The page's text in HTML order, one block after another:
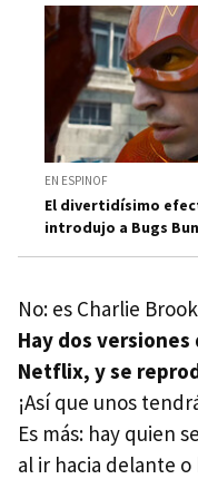
EN ESPINOF
El divertidísimo
introdujo a Bugs
No: es Charlie
Hay dos
Netflix, y se
¡Así que unos
Es más: hay quien
al ir hacia delante